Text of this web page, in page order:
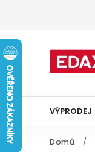
VÝPRODEJ
Domů /